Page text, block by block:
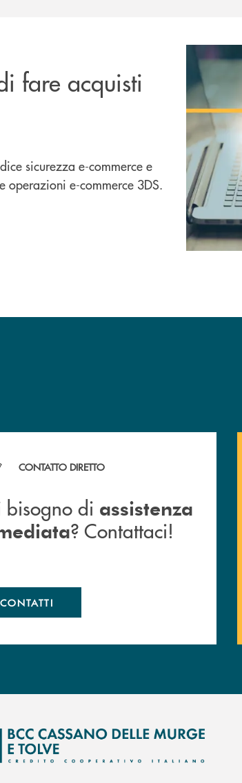
fare acquisti
sicurezza e-commerce e
e-commerce 3DS.
di assistenza immediata ? Contattaci!
CONTATTO DIRETTO
bisogno di assistenza
? Contattaci!
CONTATTI